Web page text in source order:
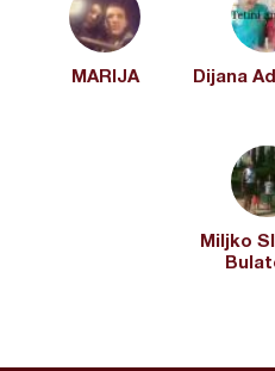
MARIJA Dijana
Miljko